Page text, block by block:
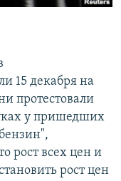
15 декабря на
протестовали
у пришедших
рост всех цен и
рост цен